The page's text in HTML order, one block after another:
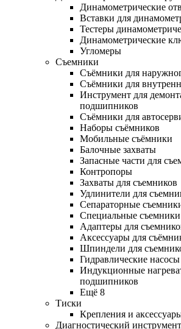
Динамометрические
Вставки для
Тестеры
Динамометрические
Угломеры
Съемники
Съёмники для
Съёмники для
Инструмент для
подшипников
Съёмники для
Наборы съёмников
Мобильные съёмники
Балочные захваты
Запасные части для
Контропоры
Захваты для съемников
Удлинители для
Сепараторные
Специальные съемники
Адаптеры для
Аксессуары для
Шпиндели для
Гидравлические насосы
Индукционные
подшипников
Ещё 8
Тиски
Крепления и
Диагностический инструмент